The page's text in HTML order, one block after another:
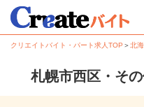
クリエイトバイト・パート求人TOP ＞北
札幌市西区・そ